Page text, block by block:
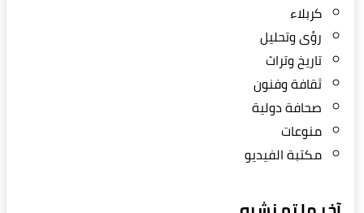
كربلاء
رؤى وتحليل
تاريخ وتراث
ثقافة وفنون
صحافة دولية
منوعات
مكتبة الفيديو